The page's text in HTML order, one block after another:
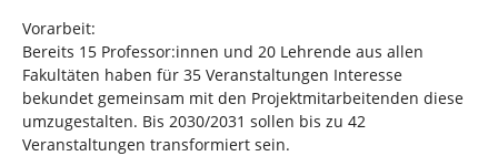
Vorarbeit:
Bereits 15 Professor:innen und 20 Lehrende aus allen
Fakultäten haben für 35 Veranstaltungen Interesse
bekundet gemeinsam mit den Projektmitarbeitenden diese
umzugestalten. Bis 2030/2031 sollen bis zu 42
Veranstaltungen transformiert sein.